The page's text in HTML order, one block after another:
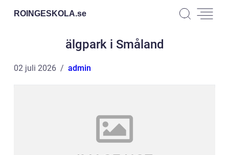
ROINGESKOLA.se
älgpark i Småland
02 juli 2026 admin